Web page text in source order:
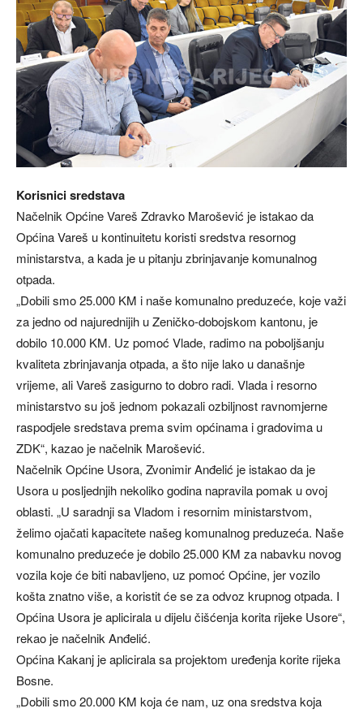
Korisnici sredstava
Načelnik Općine Vareš Zdravko Marošević je istakao da
Općina Vareš u kontinuitetu koristi sredstva resornog
ministarstva, a kada je u pitanju zbrinjavanje komunalnog
otpada.
„Dobili smo 25.000 KM i naše komunalno preduzeće, koje važi
za jedno od najurednijih u Zeničko-dobojskom kantonu, je
dobilo 10.000 KM. Uz pomoć Vlade, radimo na poboljšanju
kvaliteta zbrinjavanja otpada, a što nije lako u današnje
vrijeme, ali Vareš zasigurno to dobro radi. Vlada i resorno
ministarstvo su još jednom pokazali ozbiljnost ravnomjerne
raspodjele sredstava prema svim općinama i gradovima u
ZDK“, kazao je načelnik Marošević.
Načelnik Općine Usora, Zvonimir Anđelić je istakao da je
Usora u posljednjih nekoliko godina napravila pomak u ovoj
oblasti. „U saradnji sa Vladom i resornim ministarstvom,
želimo ojačati kapacitete našeg komunalnog preduzeća. Naše
komunalno preduzeće je dobilo 25.000 KM za nabavku novog
vozila koje će biti nabavljeno, uz pomoć Općine, jer vozilo
košta znatno više, a koristit će se za odvoz krupnog otpada. I
Općina Usora je aplicirala u dijelu čišćenja korita rijeke Usore“,
rekao je načelnik Anđelić.
Općina Kakanj je aplicirala sa projektom uređenja korite rijeka
Bosne.
„Dobili smo 20.000 KM koja će nam, uz ona sredstva koja